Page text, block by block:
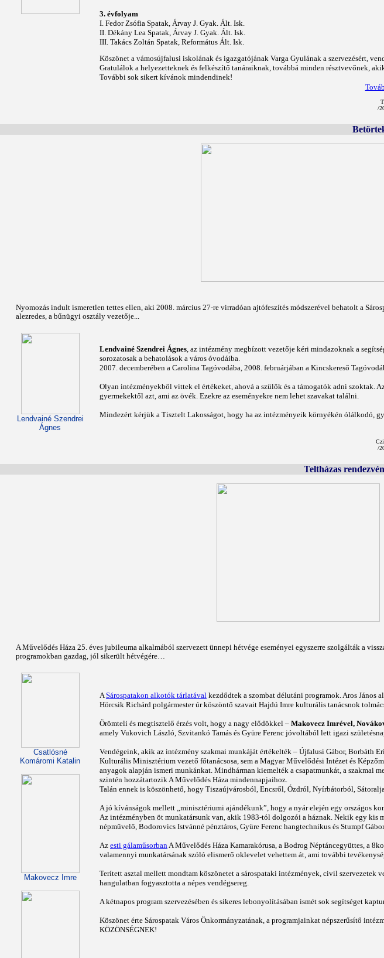
3. évfolyam
I. Fedor Zsófia Spatak, Árvay J. Gyak. Ált. Isk.
II. Dékány Lea Spatak, Árvay J. Gyak. Ált. Isk.
III. Takács Zoltán Spatak, Református Ált. Isk.
Köszönet a vámosújfalusi iskolának és igazgatójának Varga Gyulának a szervezésért,
Gratulálok a helyezetteknek és felkészítő tanáraiknak, továbbá minden résztvevőnek,
További sok sikert kívánok mindendinek!
/
Nyomozás indult ismeretlen tettes ellen, aki 2008. március 27-re virradóan ajtófeszítés módszerével behatolt a
alezredes, a bűnügyi osztály vezetője...
Lendvainé Szendrei
Ágnes
Lendvainé Szendrei Ágnes , az intézmény megbízott vezetője kéri mindazoknak a
sorozatosak a behatolások a város óvodáiba.
2007. decemberében a Carolina Tagóvodába, 2008. februárjában a Kincskereső
Olyan intézményekből vittek el értékeket, ahová a szülők és a támogatók adni szoktak.
gyermekektől azt, ami az övék. Ezekre az eseményekre nem lehet szavakat találni.
Mindezért kérjük a Tisztelt Lakosságot, hogy ha az intézményeik környékén ólálkodó,
/
Teltházas
A Művelődés Háza 25. éves jubileuma alkalmából szervezett ünnepi hétvége eseményei egyszerre szolgálták a
programokban gazdag, jól sikerült hétvégére…
Csatlósné
Komáromi Katalin
Makovecz Imre
A Sárospatakon alkotók tárlatával kezdődtek a szombat délutáni programok. Aros János
Hörcsik Richárd polgármester úr köszöntő szavait Hajdú Imre kulturális tanácsnok
Örömteli és megtisztelő érzés volt, hogy a nagy elődökkel – Makovecz Imrével,
amely Vukovich László, Szvitankó Tamás és Gyüre Ferenc jóvoltából lett igazi
Vendégeink, akik az intézmény szakmai munkáját értékelték – Újfalusi Gábor, Borbáth
Kulturális Minisztérium vezető főtanácsosa, sem a Magyar Művelődési Intézet és
anyagok alapján ismeri munkánkat. Mindhárman kiemelték a csapatmunkát, a szakmai
szintén hozzátartozik A Művelődés Háza mindennapjaihoz.
Talán ennek is köszönhető, hogy Tiszaújvárosból, Encsről, Ózdról, Nyírbátorból,
A jó kívánságok mellett „minisztériumi ajándékunk”, hogy a nyár elején egy országos
Az intézményben öt munkatársunk van, akik 1983-tól dolgozói a háznak. Nekik egy kis
népművelő, Bodorovics Istvánné pénztáros, Gyüre Ferenc hangtechnikus és Stumpf
Az esti gálaműsorban A Művelődés Háza Kamarakórusa, a Bodrog Néptáncegyüttes, a
valamennyi munkatársának szóló elismerő oklevelet vehettem át, ami további
Terített asztal mellett mondtam köszönetet a sárospataki intézmények, civil szervezetek
hangulatban fogyasztotta a népes vendégsereg.
A kétnapos program szervezésében és sikeres lebonyolításában ismét sok segítséget
Köszönet érte Sárospatak Város Önkormányzatának, a programjainkat népszerűsítő
KÖZÖNSÉGNEK!